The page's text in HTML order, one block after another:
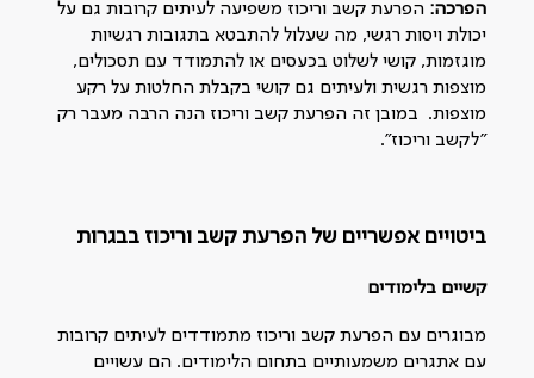
הפרכה: הפרעת קשב וריכוז משפיעה לעיתים קרובות גם על
יכולת ויסות רגשי, מה שעלול להתבטא בתגובות רגשיות
מוגזמות, קושי לשלוט בכעסים או להתמודד עם תסכולים,
מוצפות רגשית ולעיתים גם קושי בקבלת החלטות על רקע
מוצפות. במובן זה הפרעת קשב וריכוז הנה הרבה מעבר רק
״לקשב וריכוז״.
ביטויים אפשריים של הפרעת קשב וריכוז בבגרות
קשיים בלימודים
מבוגרים עם הפרעת קשב וריכוז מתמודדים לעיתים קרובות
עם אתגרים משמעותיים בתחום הלימודים. הם עשויים